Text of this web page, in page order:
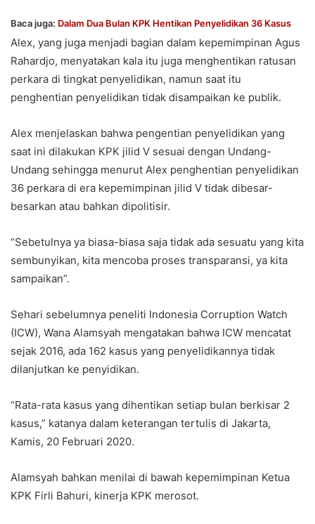
Baca juga: Dalam Dua Bulan KPK Hentikan Penyelidikan 36 Kasus
Alex, yang juga menjadi bagian dalam kepemimpinan Agus
Rahardjo, menyatakan kala itu juga menghentikan ratusan
perkara di tingkat penyelidikan, namun saat itu
penghentian penyelidikan tidak disampaikan ke publik.
Alex menjelaskan bahwa pengentian penyelidikan yang
saat ini dilakukan KPK jilid V sesuai dengan Undang-
Undang sehingga menurut Alex penghentian penyelidikan
36 perkara di era kepemimpinan jilid V tidak dibesar-
besarkan atau bahkan dipolitisir.
“Sebetulnya ya biasa-biasa saja tidak ada sesuatu yang kita
sembunyikan, kita mencoba proses transparansi, ya kita
sampaikan”.
Sehari sebelumnya peneliti Indonesia Corruption Watch
(ICW), Wana Alamsyah mengatakan bahwa ICW mencatat
sejak 2016, ada 162 kasus yang penyelidikannya tidak
dilanjutkan ke penyidikan.
“Rata-rata kasus yang dihentikan setiap bulan berkisar 2
kasus,” katanya dalam keterangan tertulis di Jakarta,
Kamis, 20 Februari 2020.
Alamsyah bahkan menilai di bawah kepemimpinan Ketua
KPK Firli Bahuri, kinerja KPK merosot.